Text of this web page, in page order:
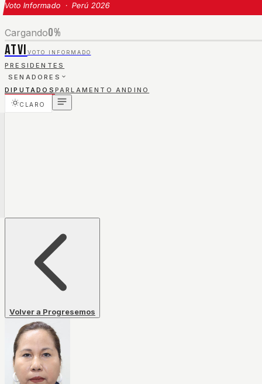
Voto Informado · Perú 2026
Cargando0%
ATVI VOTO INFORMADO
PRESIDENTES
SENADORES
DIPUTADOS PARLAMENTO ANDINO
CLARO
Volver a Progresemos